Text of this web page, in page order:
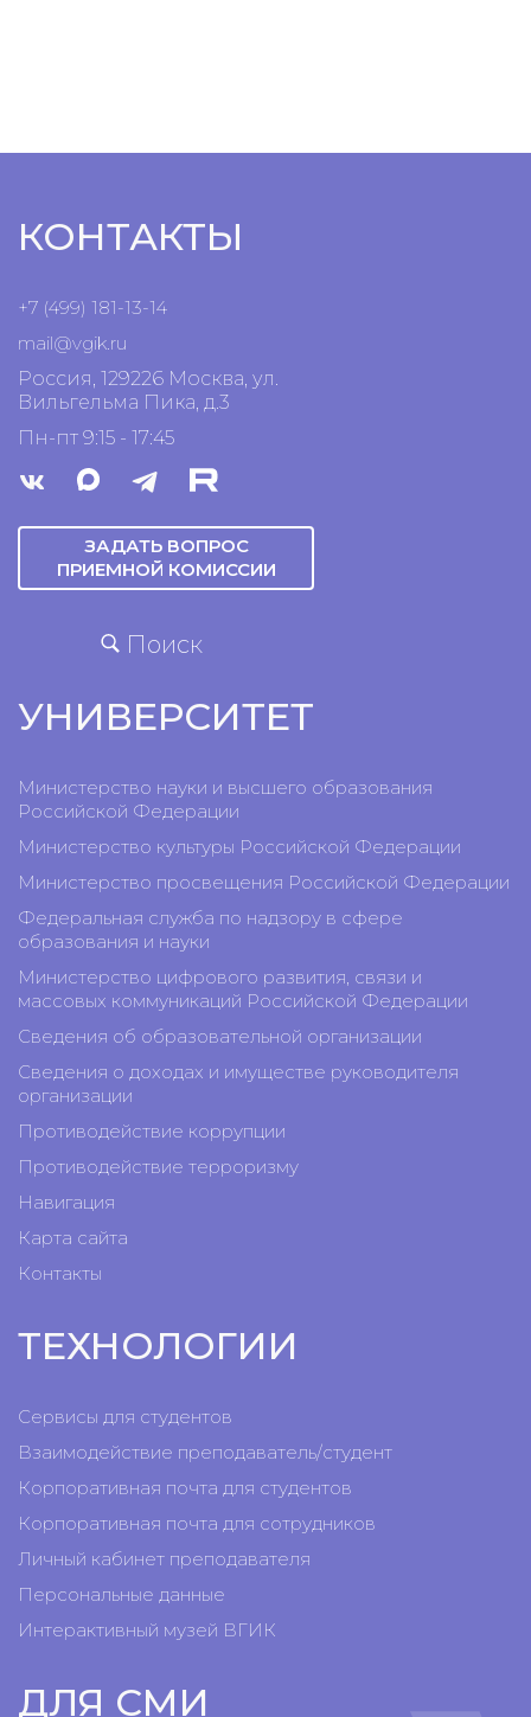
КОНТАКТЫ
+7 (499) 181-13-14
mail@vgik. ru
Россия, 129226 Москва, ул.
Вильгельма Пика, д.3
Пн-пт 9:15 - 17:45
ЗАДАТЬ ВОПРОС
ПРИЕМНОЙ КОМИССИИ
Поиск
УНИВЕРСИТЕТ
Министерство науки и высшего образования
Российской Федерации
Министерство культуры Российской Федерации
Министерство просвещения Российской Федерации
Федеральная служба по надзору в сфере
образования и науки
Министерство цифрового развития, связи и
массовых коммуникаций Российской Федерации
Сведения об образовательной организации
Сведения о доходах и имуществе руководителя
организации
Противодействие коррупции
Противодействие терроризму
Навигация
Карта сайта
Контакты
ТЕХНОЛОГИИ
Сервисы для студентов
Взаимодействие преподаватель/студент
Корпоративная почта для студентов
Корпоративная почта для сотрудников
Личный кабинет преподавателя
Персональные данные
Интерактивный музей ВГИК
ДЛЯ СМИ